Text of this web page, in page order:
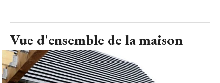
Vue d'ensemble de la maison